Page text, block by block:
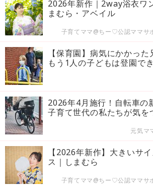
2026年新作｜2way浴衣ワ
まむら・アベイル
子育てママ@ちー♡公認ママサ
【保育園】病気にかかった
もう1人の子どもは登園で
2026年4月施行！自転車の
子育て世代の私たちが気を
元気マ
【2026年新作】大きいサ
ス｜しまむら
子育てママ@ちー♡公認ママサ